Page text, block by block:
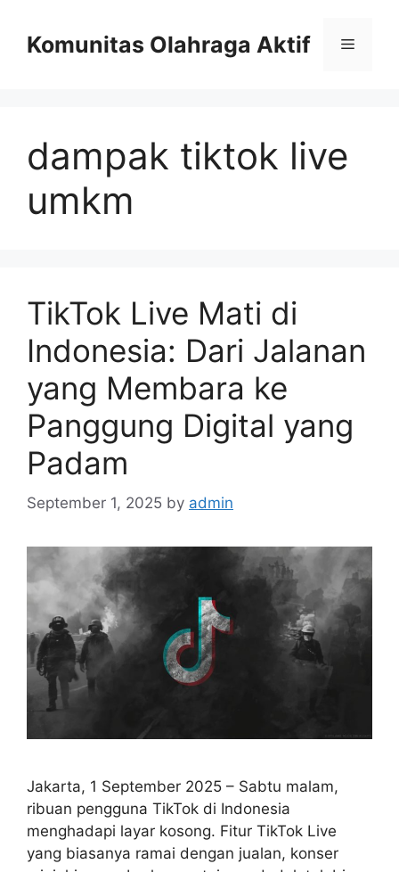
contentKomunitas Olahraga Aktif Menu
dampak tiktok live
umkm
TikTok Live Mati di
Indonesia: Dari Jalanan
yang Membara ke
Panggung Digital yang
Padam
September 1, 2025 by admin
Jakarta, 1 September 2025 – Sabtu malam,
ribuan pengguna TikTok di Indonesia
menghadapi layar kosong. Fitur TikTok Live
yang biasanya ramai dengan jualan, konser